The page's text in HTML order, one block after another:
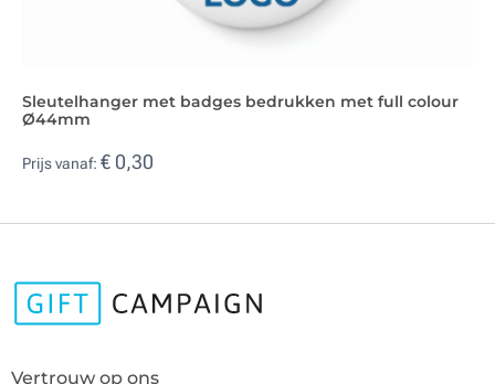
Sleutelhanger met badges bedrukken met full colour
Ø44mm
Prijs vanaf: € 0,30
Vertrouw op ons